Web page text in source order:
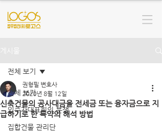
게시물
전체 보기
입주자대표회의 분쟁
집합건물 관리단
전체 보기
신축건물의 공사대금을 전세금 또는 융자금으로 지
급하기로 한 특약의 해석 방법
권형필 변호사
2020년 8월 12일